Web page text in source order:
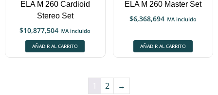
ELA M 260 Cardioid
Stereo Set
$10,877,504 IVA incluido
AÑADIR AL CARRITO
ELA M 260 Master Set
$6,368,694 IVA incluido
AÑADIR AL CARRITO
1 2 →